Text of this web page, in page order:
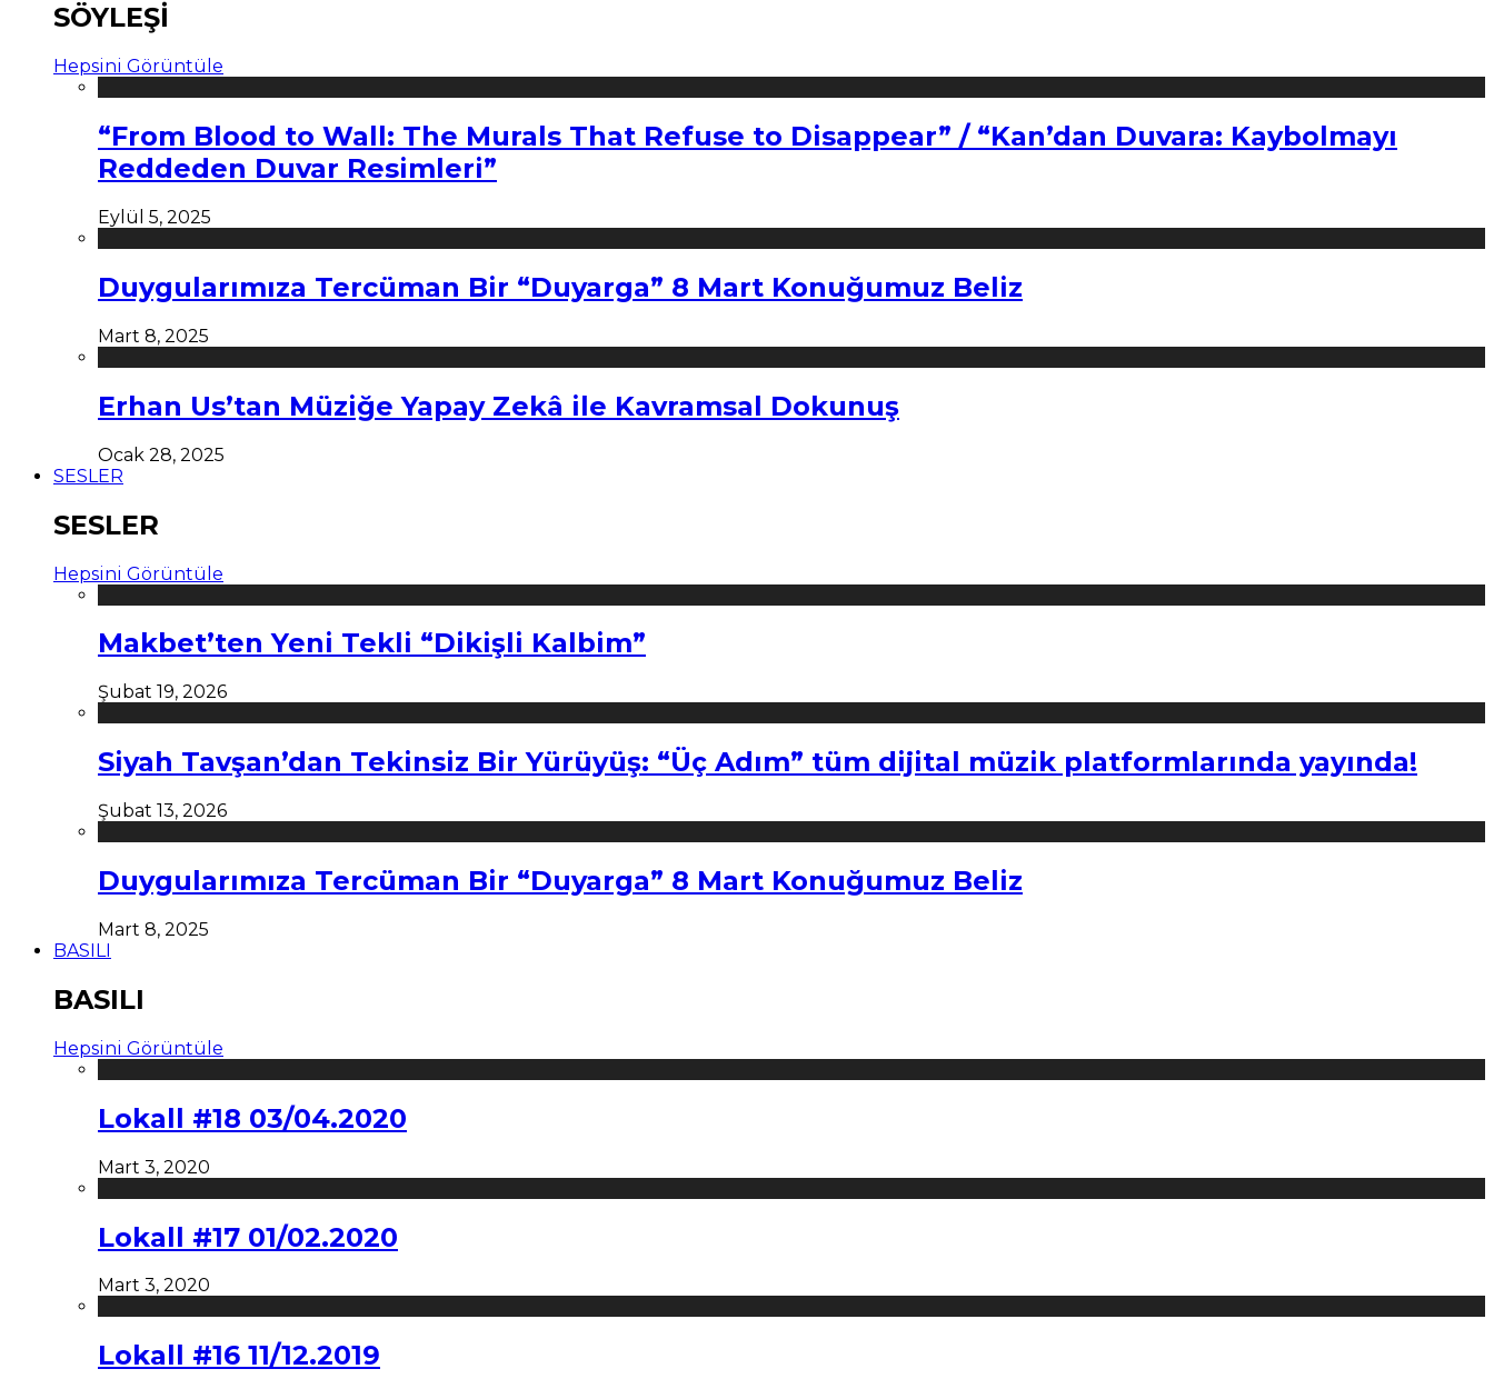
SÖYLEŞİ
Hepsini Görüntüle
“From Blood to Wall: The Murals That Refuse to Disappear” / “Kan’dan Duvara: Kaybolmayı
Reddeden Duvar Resimleri”
Eylül 5, 2025
Duygularımıza Tercüman Bir “Duyarga” 8 Mart Konuğumuz Beliz
Mart 8, 2025
Erhan Us’tan Müziğe Yapay Zekâ ile Kavramsal Dokunuş
Ocak 28, 2025
SESLER
SESLER
Hepsini Görüntüle
Makbet’ten Yeni Tekli “Dikişli Kalbim”
Şubat 19, 2026
Siyah Tavşan’dan Tekinsiz Bir Yürüyüş: “Üç Adım” tüm dijital müzik platformlarında yayında!
Şubat 13, 2026
Duygularımıza Tercüman Bir “Duyarga” 8 Mart Konuğumuz Beliz
Mart 8, 2025
BASILI
BASILI
Hepsini Görüntüle
Lokall #18 03/04.2020
Mart 3, 2020
Lokall #17 01/02.2020
Mart 3, 2020
Lokall #16 11/12.2019